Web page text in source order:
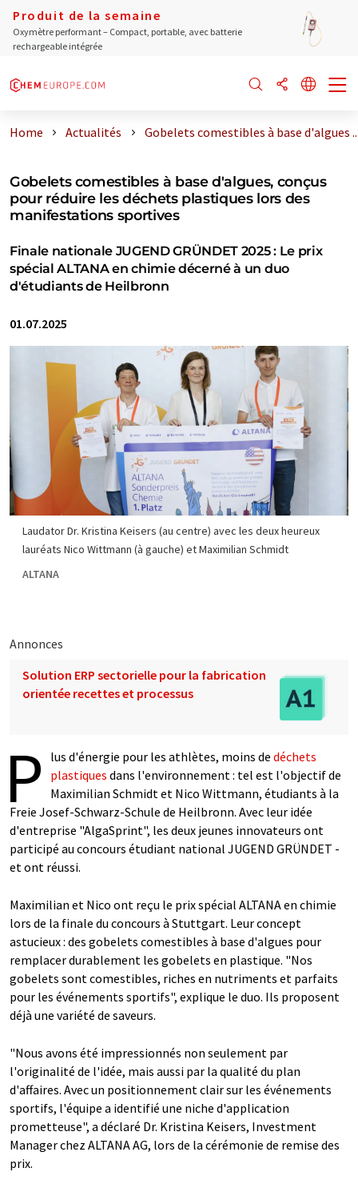
Produit de la semaine
Oxymètre performant – Compact, portable, avec batterie
rechargeable intégrée
Home Actualités Gobelets comestibles à base d'algues
Gobelets comestibles à base d'algues, conçus
pour réduire les déchets plastiques lors des
manifestations sportives
Finale nationale JUGEND GRÜNDET 2025 : Le prix
spécial ALTANA en chimie décerné à un duo
d'étudiants de Heilbronn
01.07.2025
Laudator Dr. Kristina Keisers (au centre) avec les deux heureux
lauréats Nico Wittmann (à gauche) et Maximilian Schmidt
ALTANA
Annonces
Solution ERP sectorielle pour la fabrication
orientée recettes et processus
P lus d'énergie pour les athlètes, moins de déchets
plastiques dans l'environnement : tel est l'objectif de
Maximilian Schmidt et Nico Wittmann, étudiants à la
Freie Josef-Schwarz-Schule de Heilbronn. Avec leur idée
d'entreprise "AlgaSprint", les deux jeunes innovateurs ont
participé au concours étudiant national JUGEND GRÜNDET -
et ont réussi.
Maximilian et Nico ont reçu le prix spécial ALTANA en chimie
lors de la finale du concours à Stuttgart. Leur concept
astucieux : des gobelets comestibles à base d'algues pour
remplacer durablement les gobelets en plastique. "Nos
gobelets sont comestibles, riches en nutriments et parfaits
pour les événements sportifs", explique le duo. Ils proposent
déjà une variété de saveurs.
"Nous avons été impressionnés non seulement par
l'originalité de l'idée, mais aussi par la qualité du plan
d'affaires. Avec un positionnement clair sur les événements
sportifs, l'équipe a identifié une niche d'application
prometteuse", a déclaré Dr. Kristina Keisers, Investment
Manager chez ALTANA AG, lors de la cérémonie de remise des
prix.